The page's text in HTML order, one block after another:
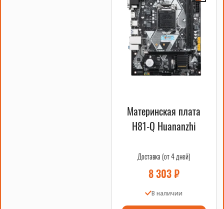
Материнская плата
H81-Q Huananzhi
Доставка (от 4 дней)
8 303₽
В наличии